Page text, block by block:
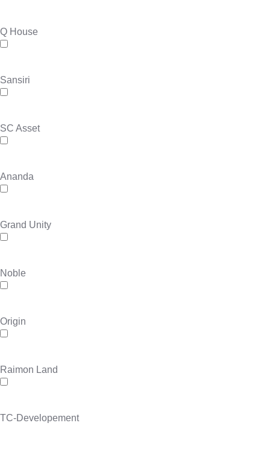
Q House
Sansiri
SC Asset
Ananda
Grand Unity
Noble
Origin
Raimon Land
TC-Developement